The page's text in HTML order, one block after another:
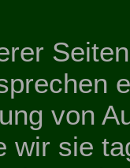
von
wir sie